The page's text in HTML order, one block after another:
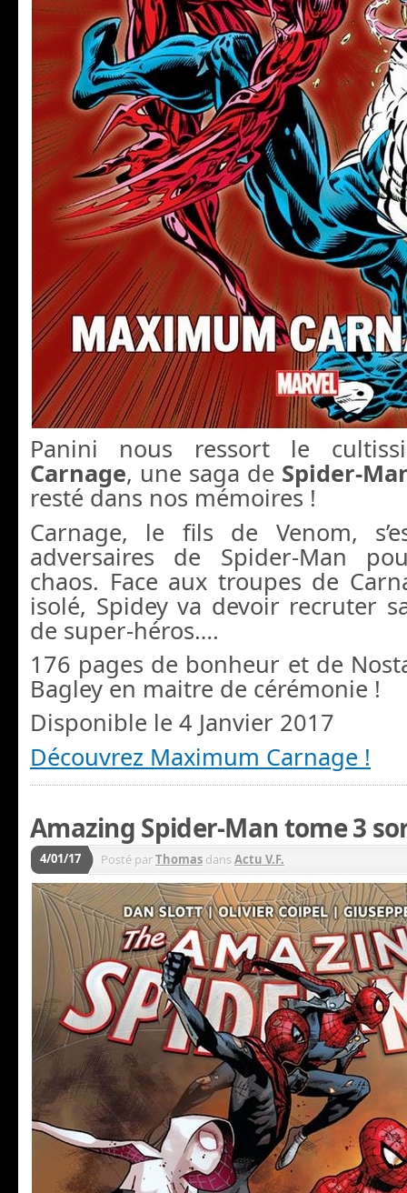
Panini nous ressort le
Carnage, une saga de Spider-
resté dans nos mémoires !
Carnage, le fils de Venom,
adversaires de Spider-Man
chaos. Face aux troupes de
isolé, Spidey va devoir recruter
de super-héros….
176 pages de bonheur et de
Bagley en maitre de cérémonie !
Disponible le 4 Janvier 2017
Découvrez Maximum Carnage !
Amazing Spider-Man tome 3
4/01/17 Posté parThomas dansActu V.F.